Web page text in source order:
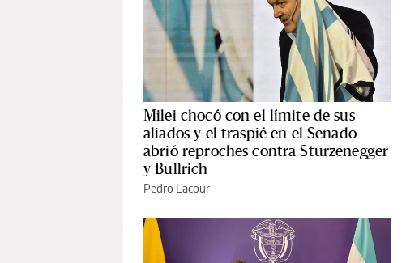
Milei chocó con el límite de sus
aliados y el traspié en el Senado
abrió reproches contra Sturzenegger
y Bullrich
Pedro Lacour